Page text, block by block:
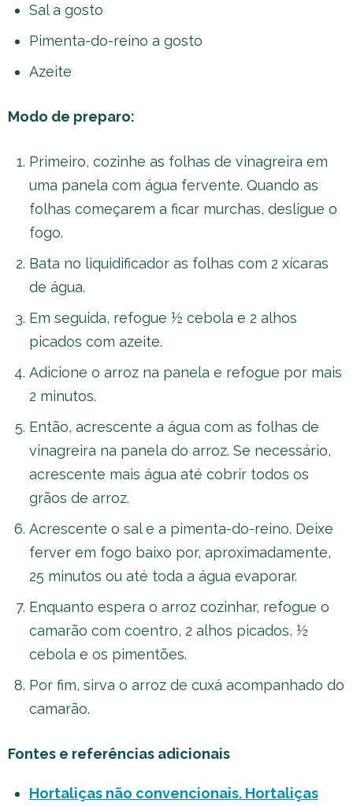
Sal a gosto
Pimenta-do-reino a gosto
Azeite
Modo de preparo:
Primeiro, cozinhe as folhas de vinagreira em
uma panela com água fervente. Quando as
folhas começarem a ficar murchas, desligue o
fogo.
Bata no liquidificador as folhas com 2 xícaras
de água.
Em seguida, refogue ½ cebola e 2 alhos
picados com azeite.
Adicione o arroz na panela e refogue por mais
2 minutos.
Então, acrescente a água com as folhas de
vinagreira na panela do arroz. Se necessário,
acrescente mais água até cobrir todos os
grãos de arroz.
Acrescente o sal e a pimenta-do-reino. Deixe
ferver em fogo baixo por, aproximadamente,
25 minutos ou até toda a água evaporar.
Enquanto espera o arroz cozinhar, refogue o
camarão com coentro, 2 alhos picados, ½
cebola e os pimentões.
Por fim, sirva o arroz de cuxá acompanhado do
camarão.
Fontes e referências adicionais
Hortaliças não convencionais. Hortaliças